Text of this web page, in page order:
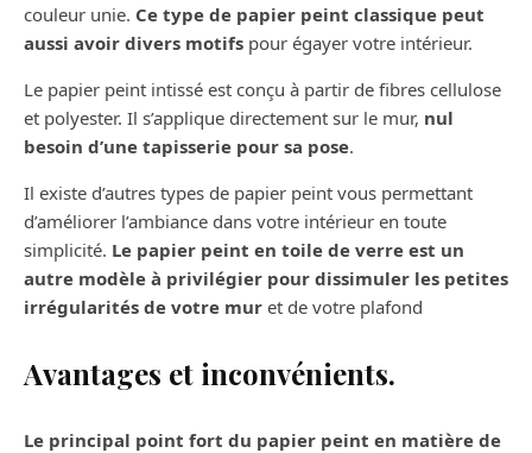
couleur unie. Ce type de papier peint classique peut
aussi avoir divers motifs pour égayer votre intérieur.
Le papier peint intissé est conçu à partir de fibres cellulose
et polyester. Il s’applique directement sur le mur, nul
besoin d’une tapisserie pour sa pose.
Il existe d’autres types de papier peint vous permettant
d’améliorer l’ambiance dans votre intérieur en toute
simplicité. Le papier peint en toile de verre est un
autre modèle à privilégier pour dissimuler les petites
irrégularités de votre mur et de votre plafond
Avantages et inconvénients.
Le principal point fort du papier peint en matière de